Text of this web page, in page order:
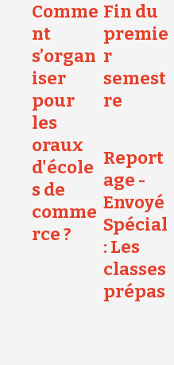
Comme
nt
s’organ
iser
pour
les
oraux
d'école
s de
comme
rce ?
Fin du
premie
r
semest
re
Report
age -
Envoyé
Spécial
: Les
classes
prépas